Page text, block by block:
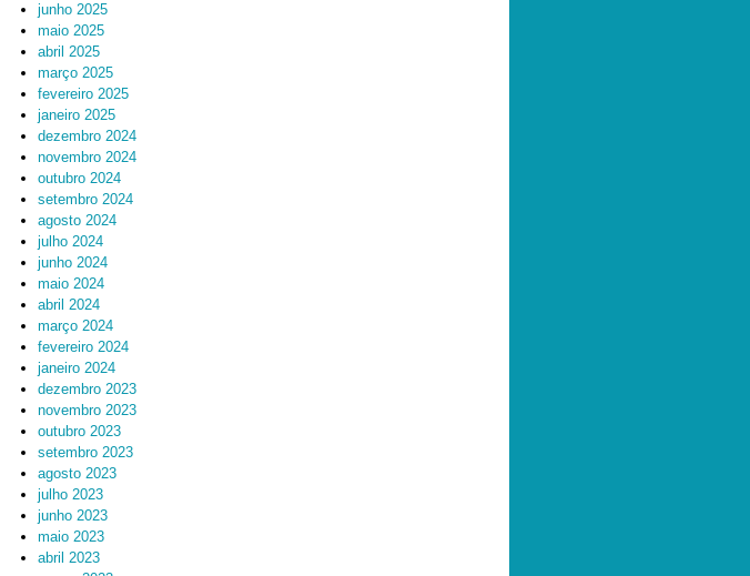
junho 2025
maio 2025
abril 2025
março 2025
fevereiro 2025
janeiro 2025
dezembro 2024
novembro 2024
outubro 2024
setembro 2024
agosto 2024
julho 2024
junho 2024
maio 2024
abril 2024
março 2024
fevereiro 2024
janeiro 2024
dezembro 2023
novembro 2023
outubro 2023
setembro 2023
agosto 2023
julho 2023
junho 2023
maio 2023
abril 2023